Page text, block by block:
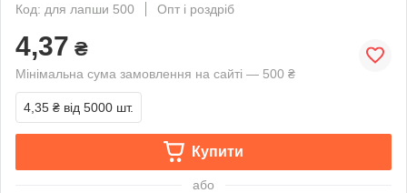
Код: для лапши 500
Опт і роздріб
4,37 ₴
Мінімальна сума замовлення на сайті — 500 ₴
4,35 ₴ від 5000 шт.
Купити
або